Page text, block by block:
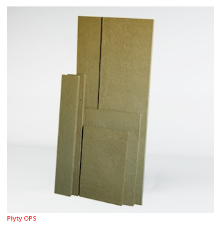
Płyty OPS